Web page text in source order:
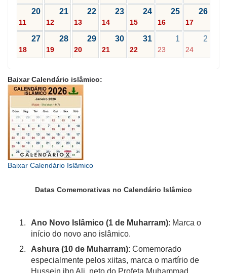
20
11
21
12
22
13
23
14
24
15
25
16
26
17
27
18
28
19
29
20
30
21
31
22
1
23
2
24
Baixar Calendário islâmico:
Baixar Calendário Islâmico
Datas Comemorativas no Calendário Islâmico
Ano Novo Islâmico (1 de Muharram): Marca o
início do novo ano islâmico.
Ashura (10 de Muharram): Comemorado
especialmente pelos xiitas, marca o martírio de
Hussein ibn Ali, neto do Profeta Muhammad.